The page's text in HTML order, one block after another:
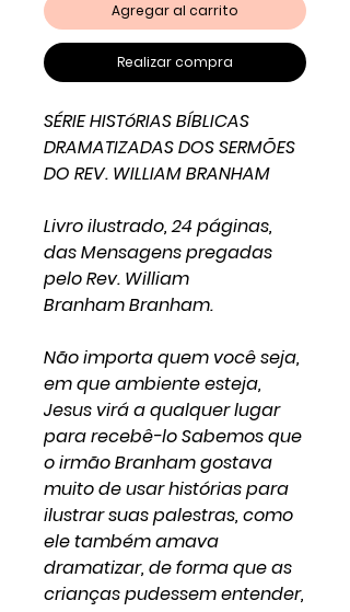
Agregar al carrito
Realizar compra
SÉRIE HISTóRIAS BÍBLICAS
DRAMATIZADAS DOS SERMÕES
DO REV. WILLIAM BRANHAM
Livro ilustrado, 24 páginas,
das Mensagens pregadas
pelo Rev. William
Branham Branham.
Não importa quem você seja,
em que ambiente esteja,
Jesus virá a qualquer lugar
para recebê-lo Sabemos que
o irmão Branham gostava
muito de usar histórias para
ilustrar suas palestras, como
ele também amava
dramatizar, de forma que as
crianças pudessem entender,